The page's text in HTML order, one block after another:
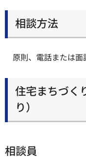
相談方法
原則、電話または面
住宅まちづく
り）
相談員